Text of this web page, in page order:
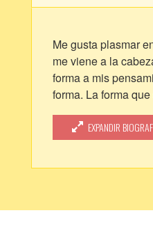
Me gusta plasmar
me viene a la
forma a mis
forma. La forma
adoptar mientras
gusta ver lo que
EXPANDIR